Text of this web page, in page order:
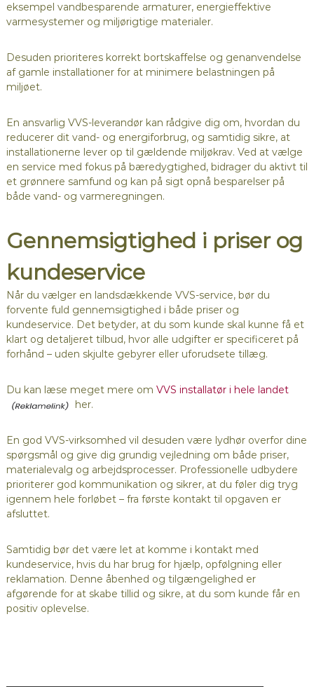
eksempel vandbesparende armaturer, energieffektive
varmesystemer og miljørigtige materialer.
Desuden prioriteres korrekt bortskaffelse og genanvendelse
af gamle installationer for at minimere belastningen på
miljøet.
En ansvarlig VVS-leverandør kan rådgive dig om, hvordan du
reducerer dit vand- og energiforbrug, og samtidig sikre, at
installationerne lever op til gældende miljøkrav. Ved at vælge
en service med fokus på bæredygtighed, bidrager du aktivt til
et grønnere samfund og kan på sigt opnå besparelser på
både vand- og varmeregningen.
Gennemsigtighed i priser og
kundeservice
Når du vælger en landsdækkende VVS-service, bør du
forvente fuld gennemsigtighed i både priser og
kundeservice. Det betyder, at du som kunde skal kunne få et
klart og detaljeret tilbud, hvor alle udgifter er specificeret på
forhånd – uden skjulte gebyrer eller uforudsete tillæg.
Du kan læse meget mere om VVS installatør i hele landet
her.
En god VVS-virksomhed vil desuden være lydhør overfor dine
spørgsmål og give dig grundig vejledning om både priser,
materialevalg og arbejdsprocesser. Professionelle udbydere
prioriterer god kommunikation og sikrer, at du føler dig tryg
igennem hele forløbet – fra første kontakt til opgaven er
afsluttet.
Samtidig bør det være let at komme i kontakt med
kundeservice, hvis du har brug for hjælp, opfølgning eller
reklamation. Denne åbenhed og tilgængelighed er
afgørende for at skabe tillid og sikre, at du som kunde får en
positiv oplevelse.